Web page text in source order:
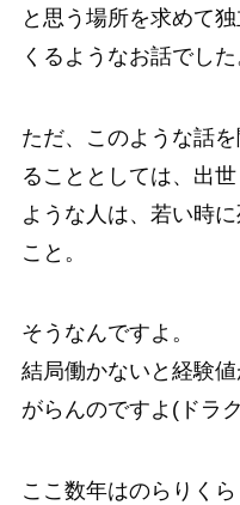
と思う場所を求めて
くるようなお話でした
ただ、このような話
ることとしては、出
ような人は、若い時
こと。
そうなんですよ。
結局働かないと経験
がらんのですよ(ドラ
ここ数年はのらりく